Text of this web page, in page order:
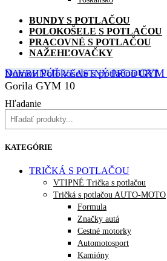
BUNDY S POTLAČOU
POLOKOŠELE S POTLAČOU
PRACOVNÉ S POTLAČOU
NAŽEHĽOVAČKY
NAVRHNÚŤ VLASTNÝ PRODUKT
DomovPolokošele s potlačouGYM
Gorila GYM 10
Hľadanie
KATEGÓRIE
TRIČKÁ S POTLAČOU
VTIPNÉ Trička s potlačou
Tričká s potlačou AUTO-MOTO
Formula
Značky autá
Cestné motorky
Automotosport
Kamióny